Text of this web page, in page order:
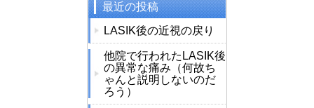
最近の投稿
LASIK後の近視の戻り
他院で行われたLASIK後
の異常な痛み（何故ち
ゃんと説明しないのだ
ろう）